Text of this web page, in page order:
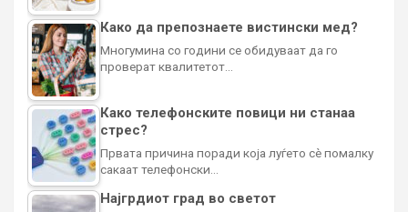
Како да препознаете вистински мед?
Многумина со години се обидуваат да го
проверат квалитетот…
Како телефонските повици ни станаа
стрес?
Првата причина поради која луѓето сè помалку
сакаат телефонски…
Најгрдиот град во светот